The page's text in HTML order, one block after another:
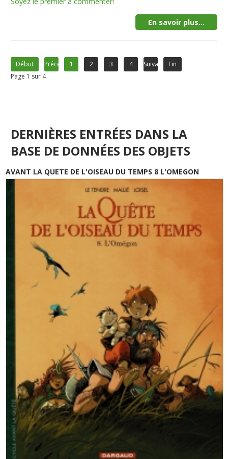
En savoir plus...
Début Précédent1 2 3 4 Suivant
Fin
Page 1 sur 4
DERNIÈRES ENTRÉES DANS LA
BASE DE DONNÉES DES OBJETS
AVANT LA QUETE DE L'OISEAU DU TEMPS 8 L'OMEGON